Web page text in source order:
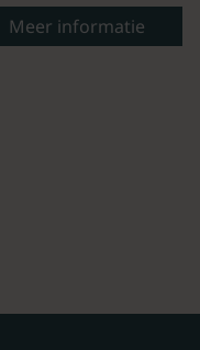
Meer informatie